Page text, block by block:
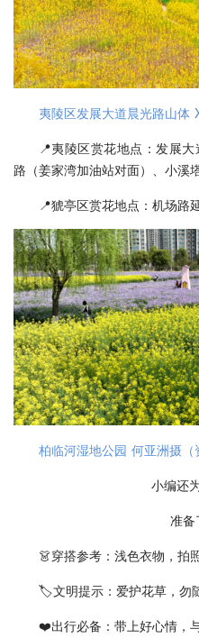
夷陵区发展大道晨光路山体
📍夷陵区赏花地点：发展
路（姜家湾加油站对面）、小溪
📍猇亭区赏花地点：机场路
柏临河湿地公园 何亚洲摄（
小编还
准备
👗穿搭参考：浅色衣物，拍
🏷️文明提示：爱护花草，勿
❤️出行必备：带上好心情，